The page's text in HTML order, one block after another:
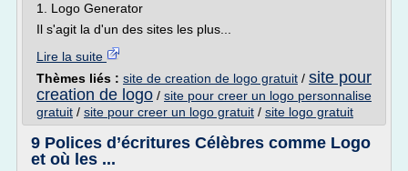
1. Logo Generator
Il s'agit la d'un des sites les plus...
Lire la suite
Thèmes liés : site de creation de logo gratuit / site pour
creation de logo / site pour creer un logo personnalise
gratuit / site pour creer un logo gratuit / site logo gratuit
9 Polices d’écritures Célèbres comme Logo
et où les ...